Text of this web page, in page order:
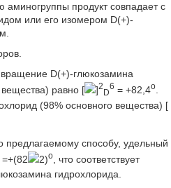
продукт совпадает с
или его изомером D(+)-
D(+)-глюкозамина
равно [
]2
D
6 = +82,4o.
(98% основного вещества) [
предлагаемому способу, удельный
=+(82 2)o, что соответствует
гидрохлорида.